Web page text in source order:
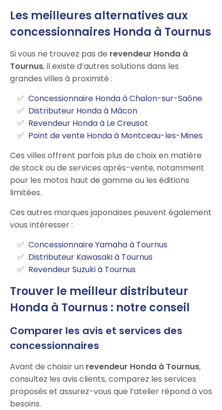
Les meilleures alternatives aux
concessionnaires Honda à Tournus
Si vous ne trouvez pas de revendeur Honda à
Tournus, il existe d’autres solutions dans les
grandes villes à proximité :
Concessionnaire Honda à Chalon-sur-Saône
Distributeur Honda à Mâcon
Revendeur Honda à Le Creusot
Point de vente Honda à Montceau-les-Mines
Ces villes offrent parfois plus de choix en matière
de stock ou de services après-vente, notamment
pour les motos haut de gamme ou les éditions
limitées.
Ces autres marques japonaises peuvent également
vous intéresser :
Concessionnaire Yamaha à Tournus
Distributeur Kawasaki à Tournus
Revendeur Suzuki à Tournus
Trouver le meilleur distributeur
Honda à Tournus : notre conseil
Comparer les avis et services des
concessionnaires
Avant de choisir un revendeur Honda à Tournus,
consultez les avis clients, comparez les services
proposés et assurez-vous que l’atelier répond à vos
besoins.